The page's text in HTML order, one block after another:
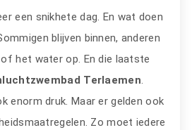
een snikhete dag. En wat doen
blijven binnen, anderen
het water op. En die laatste
Terlaemen.
enorm druk. Maar er gelden ook
Zo moet iedere